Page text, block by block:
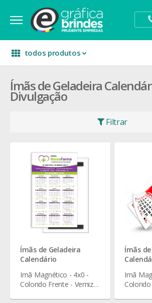
todos produtos
escritório divulgação
Ímãs de Geladeira
Divulgação
Filtrar
Ímãs de Geladeira
Calendário
Imã Magnético - 4x0 -
Colorido Frente - Verniz
Ímãs
Imã